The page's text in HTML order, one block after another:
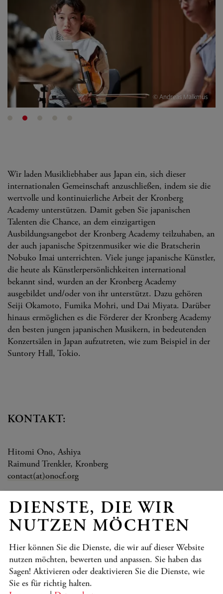
© Andreas Malkmus
Wir laden Musikliebhaber aus Japan ein, sich dieser
internationalen Gemeinschaft anzuschließen, indem sie die
wertvolle und kontinuierliche Arbeit der Kronberg
Academy unterstützen. Damit geben Sie japanischen
Talenten die Chance, an dem einzigartigen
Ausbildungsangebot der Kronberg Academy teilzuhaben, an
der auch japanische Spitzenmusiker wie die Bratscherin
Nobuko Imai unterrichten. Viele junge japanische Künstler,
die heute als Künstlerpersönlichkeiten international
bekannt sind, wurden an der Kronberg Academy
ausgebildet und/oder von ihr unterstützt. Dazu gehören
Seiji Okamoto, Fumika Mohri, und Dai Miyata. Darüber
hinaus ermöglichen es die Förderer der Kronberg Academy
den besten jungen japanischen Musikern, in bedeutenden
Konzertsälen in Japan aufzutreten, wie zum Beispiel in der
Suntory Hall, Tokio.
KONTAKT:
Hitomi Ono, Ashiya
Raimund Trenkler, Kronberg
contact(at)onocf.org
Informieren Sie sich auch direkt auf der Webpräsenz der
Japanischen Freunde:
WWW.ONOCF.ORG/KAFRIENDSJAPAN
DIENSTE, DIE WIR
NUTZEN MÖCHTEN
Hier können Sie die Dienste, die wir auf dieser Website
nutzen möchten, bewerten und anpassen. Sie haben das
Sagen! Aktivieren oder deaktivieren Sie die Dienste, wie
Sie es für richtig halten.